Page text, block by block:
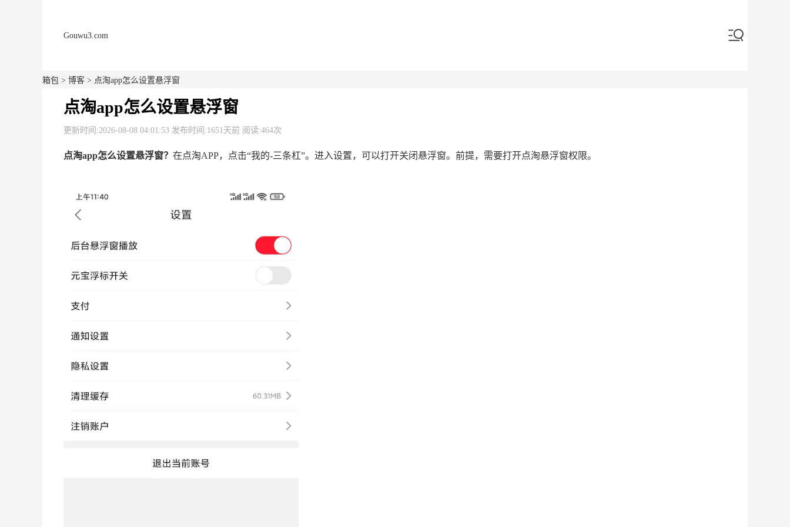
Gouwu3.com
箱包 > 博客 > 点淘app怎么设置悬浮窗
点淘app怎么设置悬浮窗
更新时间:2026-08-08 04:01:53 发布时间:1651天前 阅读:464次
点淘app怎么设置悬浮窗？ 在点淘APP，点击“我的-三条杠”。进入设置，可以打开关闭悬浮窗。前提，需要打开点淘悬浮窗权限。